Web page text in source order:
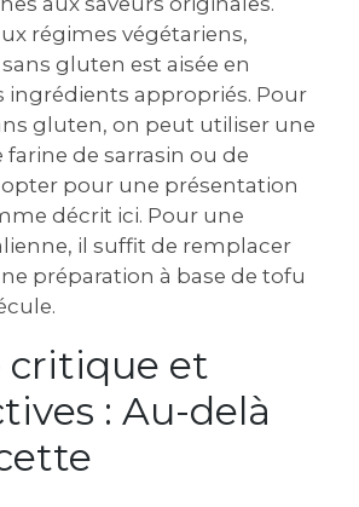
régimes végétariens‚
gluten est aisée en
ingrédients appropriés. Pour
gluten‚ on peut utiliser une
farine de sarrasin ou de
opter pour une présentation
décrit ici. Pour une
il suffit de remplacer
préparation à base de tofu
critique et
: Au-delà